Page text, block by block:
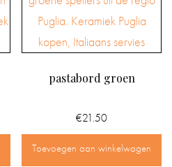
pastabord groen
€21.50
Toevoegen aan winkelwagen